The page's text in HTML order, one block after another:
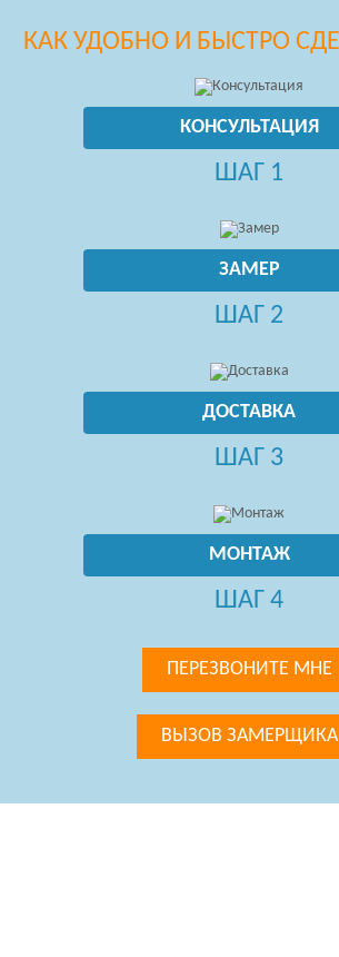
КАК УДОБНО И БЫСТРО
КОНСУЛЬТАЦИЯ
ШАГ 1
ЗАМЕР
ШАГ 2
ДОСТАВКА
ШАГ 3
МОНТАЖ
ШАГ 4
ПЕРЕЗВОНИТЕ МНЕ
ВЫЗОВ ЗАМЕРЩИКА